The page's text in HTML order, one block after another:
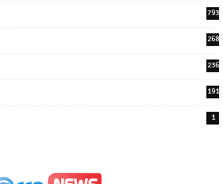
793
268
236
191
1